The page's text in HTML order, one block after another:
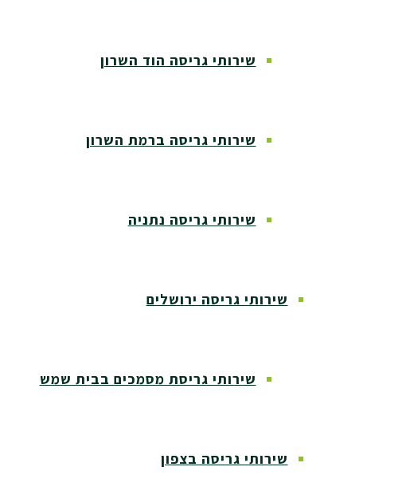
שירותי גריסה הוד השרון
שירותי גריסה ברמת השרון
שירותי גריסה נתניה
שירותי גריסה ירושלים
שירותי גריסת מסמכים בבית שמש
שירותי גריסה בצפון